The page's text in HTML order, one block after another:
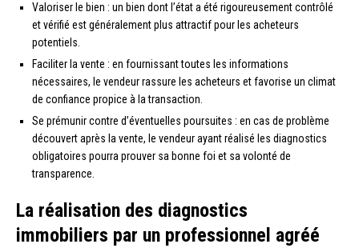
Valoriser le bien : un bien dont l’état a été rigoureusement contrôlé
et vérifié est généralement plus attractif pour les acheteurs
potentiels.
Faciliter la vente : en fournissant toutes les informations
nécessaires, le vendeur rassure les acheteurs et favorise un climat
de confiance propice à la transaction.
Se prémunir contre d’éventuelles poursuites : en cas de problème
découvert après la vente, le vendeur ayant réalisé les diagnostics
obligatoires pourra prouver sa bonne foi et sa volonté de
transparence.
La réalisation des diagnostics
immobiliers par un professionnel agréé